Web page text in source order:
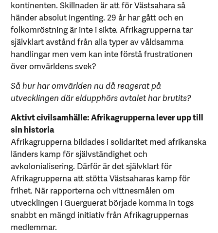
kontinenten. Skillnaden är att för Västsahara så
händer absolut ingenting. 29 år har gått och en
folkomröstning är inte i sikte. Afrikagrupperna tar
självklart avstånd från alla typer av våldsamma
handlingar men vem kan inte förstå frustrationen
över omvärldens svek?
Så hur har omvärlden nu då reagerat på
utvecklingen där eldupphörs avtalet har brutits?
Aktivt civilsamhälle: Afrikagrupperna lever upp till
sin historia
Afrikagrupperna bildades i solidaritet med afrikanska
länders kamp för självständighet och
avkolonialisering. Därför är det självklart för
Afrikagrupperna att stötta Västsaharas kamp för
frihet. När rapporterna och vittnesmålen om
utvecklingen i Guerguerat började komma in togs
snabbt en mängd initiativ från Afrikagruppernas
medlemmar.